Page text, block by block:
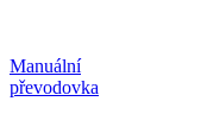
Manuální
převodovka